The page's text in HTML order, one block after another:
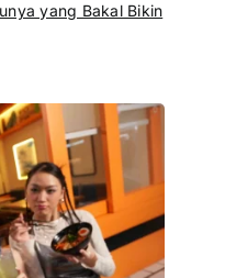
yang Bakal Bikin